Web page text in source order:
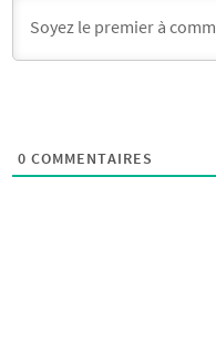
0 COMMENTAIRES